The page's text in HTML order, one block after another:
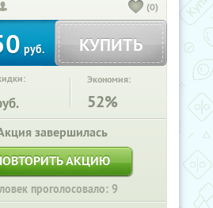
(0)
руб. КУПИТЬ
Экономия:
52%
завершилась
АКЦИЮ
проголосовало: 9